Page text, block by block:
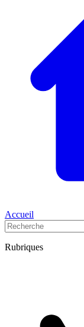
Accueil
Rubriques